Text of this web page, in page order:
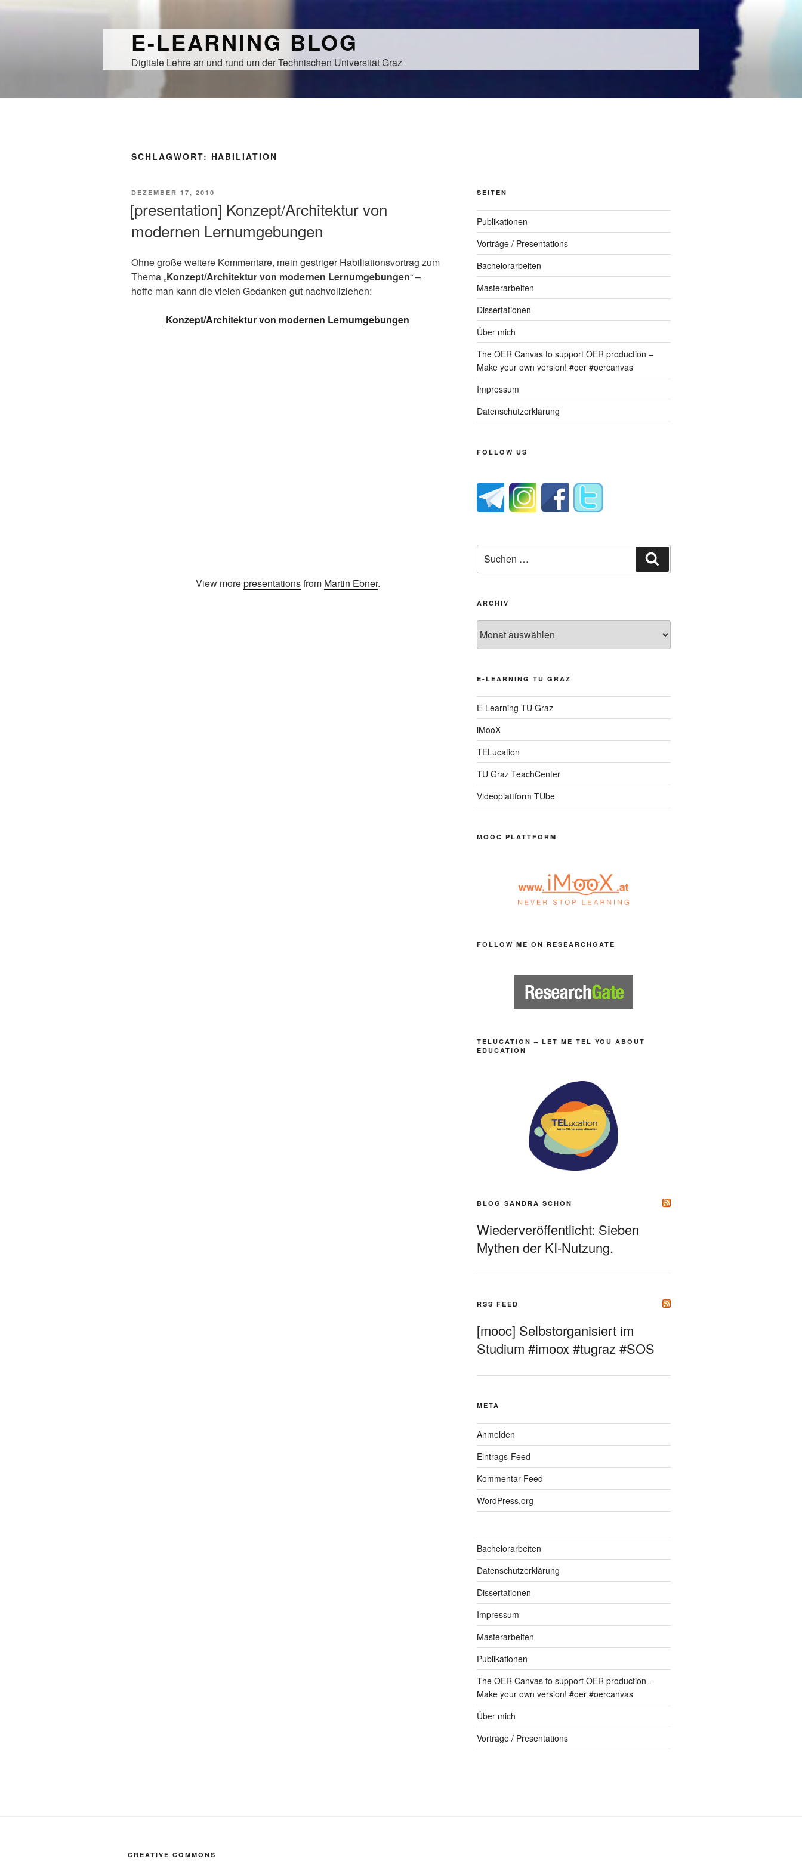
E-LEARNING BLOG
Digitale Lehre an und rund um der Technischen Universität Graz
SCHLAGWORT: HABILIATION
VERÖFFENTLICHT
DEZEMBER 17, 2010
[presentation] Konzept/Architektur von
modernen Lernumgebungen
Ohne große weitere Kommentare, mein gestriger Habiliationsvortrag zum
Thema „Konzept/Architektur von modernen Lernumgebungen“ –
hoffe man kann die vielen Gedanken gut nachvollziehen:
Konzept/Architektur von modernen Lernumgebungen
View morepresentationsfrom Martin Ebner.
SEITEN
Publikationen
Vorträge / Presentations
Bachelorarbeiten
Masterarbeiten
Dissertationen
Über mich
The OER Canvas to support OER production –
Make your own version! #oer #oercanvas
Impressum
Datenschutzerklärung
FOLLOW US
nach:
ARCHIV
E-LEARNING TU GRAZ
E-Learning TU Graz
iMooX
TELucation
TU Graz TeachCenter
Videoplattform TUbe
MOOC PLATTFORM
FOLLOW ME ON RESEARCHGATE
TELUCATION – LET ME TEL YOU ABOUT
EDUCATION
BLOG SANDRA SCHÖN
Wiederveröffentlicht: Sieben
Mythen der KI-Nutzung.
RSS FEED
[mooc] Selbstorganisiert im
Studium #imoox #tugraz #SOS
META
Anmelden
Eintrags-Feed
Kommentar-Feed
WordPress.org
Bachelorarbeiten
Datenschutzerklärung
Dissertationen
Impressum
Masterarbeiten
Publikationen
The OER Canvas to support OER production -
Make your own version! #oer #oercanvas
Über mich
Vorträge / Presentations
CREATIVE COMMONS